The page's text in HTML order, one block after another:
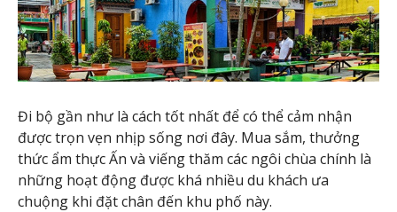
Đi bộ gần như là cách tốt nhất để có thể cảm nhận
được trọn vẹn nhịp sống nơi đây. Mua sắm, thưởng
thức ẩm thực Ấn và viếng thăm các ngôi chùa chính là
những hoạt động được khá nhiều du khách ưa
chuộng khi đặt chân đến khu phố này.